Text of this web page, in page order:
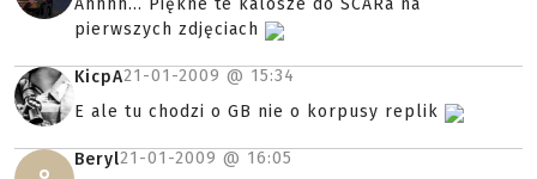
Ahhhh... Piękne te kalosze do SCARa na
pierwszych zdjęciach
KicpA21-01-2009 @ 15:34
E ale tu chodzi o GB nie o korpusy replik
Beryl21-01-2009 @ 16:05